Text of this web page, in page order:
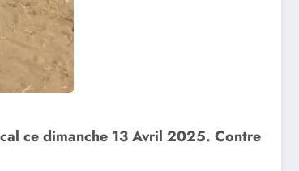
ce dimanche 13 Avril 2025. Contre